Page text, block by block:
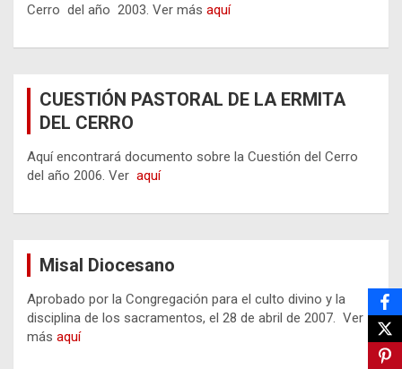
Cerro del año 2003. Ver más aquí
CUESTIÓN PASTORAL DE LA ERMITA
DEL CERRO
Aquí encontrará documento sobre la Cuestión del Cerro
del año 2006. Ver aquí
Misal Diocesano
Aprobado por la Congregación para el culto divino y la
disciplina de los sacramentos, el 28 de abril de 2007. Ver
más aquí